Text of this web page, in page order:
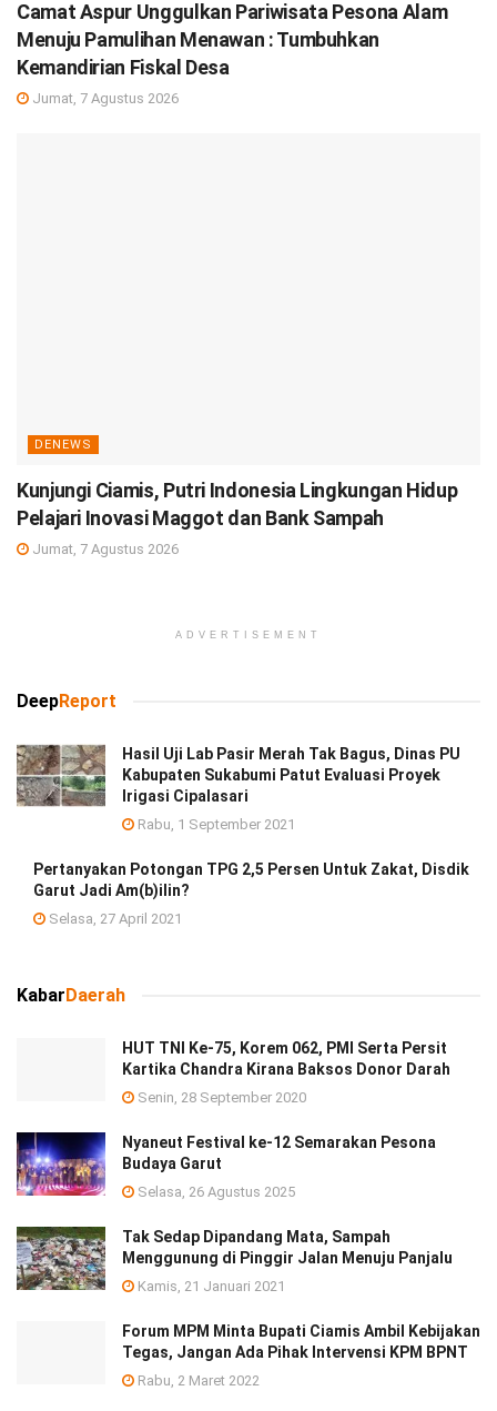
Camat Aspur Unggulkan Pariwisata Pesona Alam
Menuju Pamulihan Menawan : Tumbuhkan
Kemandirian Fiskal Desa
Jumat, 7 Agustus 2026
DENEWS
Kunjungi Ciamis, Putri Indonesia Lingkungan Hidup
Pelajari Inovasi Maggot dan Bank Sampah
Jumat, 7 Agustus 2026
ADVERTISEMENT
DeepReport
Hasil Uji Lab Pasir Merah Tak Bagus, Dinas PU
Kabupaten Sukabumi Patut Evaluasi Proyek
Irigasi Cipalasari
Rabu, 1 September 2021
Pertanyakan Potongan TPG 2,5 Persen Untuk Zakat, Disdik
Garut Jadi Am(b)ilin?
Selasa, 27 April 2021
KabarDaerah
HUT TNI Ke-75, Korem 062, PMI Serta Persit
Kartika Chandra Kirana Baksos Donor Darah
Senin, 28 September 2020
Nyaneut Festival ke-12 Semarakan Pesona
Budaya Garut
Selasa, 26 Agustus 2025
Tak Sedap Dipandang Mata, Sampah
Menggunung di Pinggir Jalan Menuju Panjalu
Kamis, 21 Januari 2021
Forum MPM Minta Bupati Ciamis Ambil Kebijakan
Tegas, Jangan Ada Pihak Intervensi KPM BPNT
Rabu, 2 Maret 2022